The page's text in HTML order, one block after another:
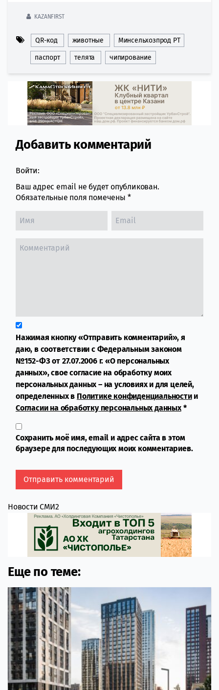
KAZANFIRST
QR-код животные Минсельхозпрод РТ
паспорт телята чипирование
Comment section
Добавить комментарий
Войти:
Ваш адрес email не будет опубликован.
Обязательные поля помечены *
Нажимая кнопку «Отправить комментарий», я
даю, в соответствии с Федеральным законом
№152-ФЗ от 27.07.2006 г. «О персональных
данных», свое согласие на обработку моих
персональных данных – на условиях и для целей,
определенных в Политике конфиденциальностии
Согласии на обработку персональных данных*
Сохранить моё имя, email и адрес сайта в этом
браузере для последующих моих комментариев.
Новости СМИ2
Еще по теме: